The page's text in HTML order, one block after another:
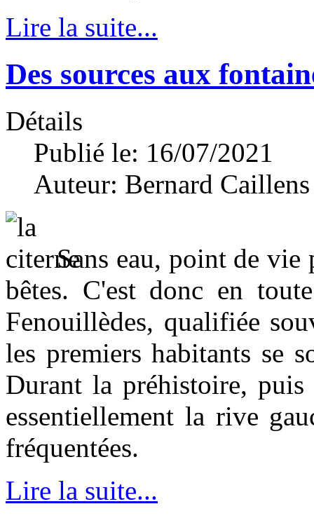
Lire la suite...
Des sources aux
Détails
Publié le: 16/07/2021
Auteur: Bernard Caillens
Sans eau, point de vie
bêtes. C'est donc en
Fenouillèdes, qualifiée
les premiers habitants se
Durant la préhistoire,
essentiellement la rive
fréquentées.
Lire la suite...